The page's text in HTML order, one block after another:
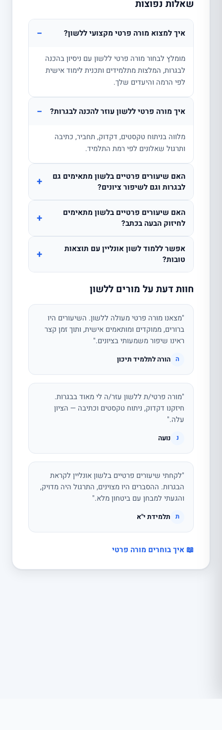
שאלות נפוצות
איך למצוא מורה פרטי מקצועי ללשון? −
מומלץ לבחור מורה פרטי ללשון עם ניסיון בהכנה
לבגרות, המלצות מתלמידים ותכנית לימוד אישית
לפי הרמה והיעדים שלך.
איך מורה פרטי ללשון עוזר להכנה לבגרות? −
מלווה בניתוח טקסטים, דקדוק, תחביר, כתיבה
ותרגול שאלונים לפי רמת התלמיד.
האם שיעורים פרטיים בלשון מתאימים גם
לבגרות וגם לשיפור ציונים?
+
האם שיעורים פרטיים בלשון מתאימים
לחיזוק הבעה בכתב?
+
אפשר ללמוד לשון אונליין עם תוצאות
טובות?
+
חוות דעת על מורים ללשון
"מצאנו מורה פרטי מעולה ללשון. השיעורים היו
ברורים, ממוקדים ומותאמים אישית, ותוך זמן קצר
ראינו שיפור משמעותי בציונים."
ה הורה לתלמיד תיכון
"מורה פרטי/ת ללשון עזר/ה לי מאוד בבגרות.
חיזקנו דקדוק, ניתוח טקסטים וכתיבה — הציון
עלה."
נ נועה
"לקחתי שיעורים פרטיים בלשון אונליין לקראת
הבגרות. ההסברים היו מצוינים, התרגול היה מדויק,
והגעתי למבחן עם ביטחון מלא."
ת תלמידת י"א
📖 איך בוחרים מורה פרטי